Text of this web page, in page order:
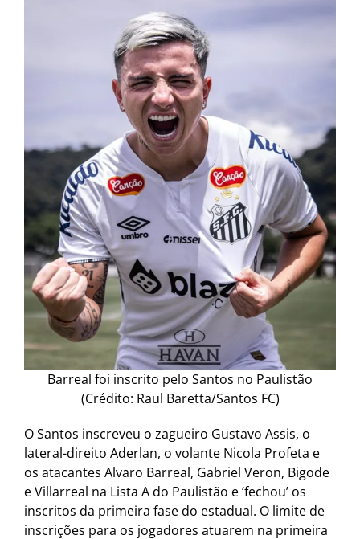
Barreal foi inscrito pelo Santos no Paulistão
(Crédito: Raul Baretta/Santos FC)
O Santos inscreveu o zagueiro Gustavo Assis, o
lateral-direito Aderlan, o volante Nicola Profeta e
os atacantes Alvaro Barreal, Gabriel Veron, Bigode
e Villarreal na Lista A do Paulistão e ‘fechou’ os
inscritos da primeira fase do estadual. O limite de
inscrições para os jogadores atuarem na primeira